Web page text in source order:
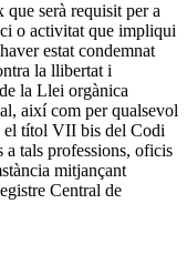
serà requisit per a
o activitat que impliqui
estat condemnat
la llibertat i
la Llei orgànica
així com per qualsevol
el títol VII bis del Codi
a tals professions, oficis
mitjançant
Central de